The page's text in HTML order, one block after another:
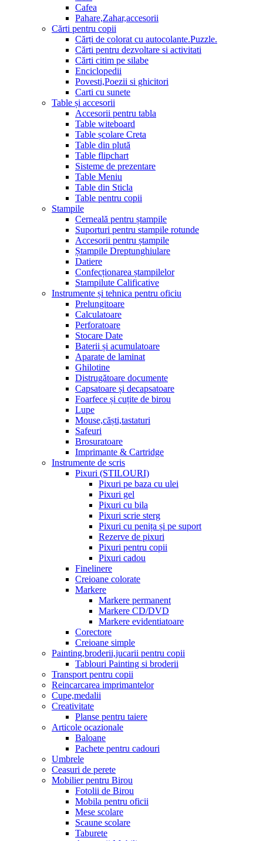
Cafea
Pahare,Zahar,accesorii
Cărti pentru copii
Cărți de colorat cu autocolante.Puzzle.
Сărti pentru dezvoltare si activitati
Cărti citim pe silabe
Enciclopedii
Povesti,Poezii si ghicitori
Carti cu sunete
Table și accesorii
Accesorii pentru tabla
Table witeboard
Table școlare Creta
Table din plută
Table flipchart
Sisteme de prezentare
Table Meniu
Table din Sticla
Table pentru copii
Stampile
Cerneală pentru ștampile
Suporturi pentru stampile rotunde
Accesorii pentru ștampile
Ștampile Dreptunghiulare
Datiere
Confecționarea ștampilelor
Stampilute Calificative
Instrumente și tehnica pentru oficiu
Prelungitoare
Calculatoare
Perforatoare
Stocare Date
Baterii și acumulatoare
Aparate de laminat
Ghilotine
Distrugătoare documente
Capsatoare și decapsatoare
Foarfece și cuțite de birou
Lupe
Mouse,căști,tastaturi
Safeuri
Brosuratoare
Imprimante & Cartridge
Instrumente de scris
Pixuri (STILOURI)
Pixuri pe baza cu ulei
Pixuri gel
Pixuri cu bila
Pixuri scrie sterg
Pixuri cu penița și pe suport
Rezerve de pixuri
Pixuri pentru copii
Pixuri cadou
Finelinere
Creioane colorate
Markere
Markere permanent
Markere CD/DVD
Markere evidentiatoare
Corectore
Creioane simple
Painting,broderii,jucarii pentru copii
Tablouri Painting si broderii
Transport pentru copii
Reincarcarea imprimantelor
Cupe,medalii
Creativitate
Planse pentru taiere
Articole ocazionale
Baloane
Pachete pentru cadouri
Umbrele
Ceasuri de perete
Mobilier pentru Birou
Fotolii de Birou
Mobila pentru oficii
Mese scolare
Scaune scolare
Taburete